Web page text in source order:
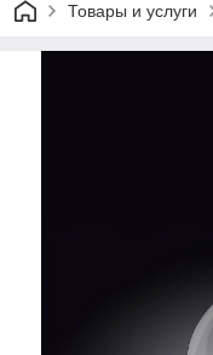
Товары и услуги